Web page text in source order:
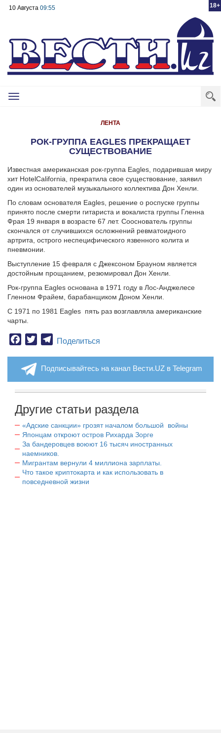
18+
10 Августа 09:55
Toggle
ЛЕНТА
РОК-ГРУППА EAGLES ПРЕКРАЩАЕТ
СУЩЕСТВОВАНИЕ
Известная американская рок-группа Eagles, подарившая миру
хит HotelCalifornia , прекратила свое существование, заявил
один из основателей музыкального коллектива Дон Хенли.
По словам основателя Eagles, решение о роспуске группы
принято после смерти гитариста и вокалиста группы Гленна
Фрая 19 января в возрасте 67 лет. Сооснователь группы
скончался от случившихся осложнений ревматоидного
артрита, острого неспецифического язвенного колита и
пневмонии.
Выступление 15 февраля с Джексоном Брауном является
достойным прощанием, резюмировал Дон Хенли.
Рок-группа Eagles основана в 1971 году в Лос-Анджелесе
Гленном Фрайем, барабанщиком Доном Хенли.
С 1971 по 1981 Eagles пять раз возглавляла американские
чарты.
Facebook
TwitterTelegram
Поделиться
Подписывайтесь на канал Вести.UZ в Telegram
Другие статьи раздела
«Адские санкции» грозят началом большой войны
Японцам откроют остров Рихарда Зорге
За бандеровцев воюют 16 тысяч иностранных
наемников.
Мигрантам вернули 4 миллиона зарплаты.
Что такое криптокарта и как использовать в
повседневной жизни